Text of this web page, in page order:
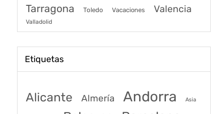
Tarragona Toledo Vacaciones Valencia
Valladolid
Etiquetas
Alicante Almería Andorra Asia